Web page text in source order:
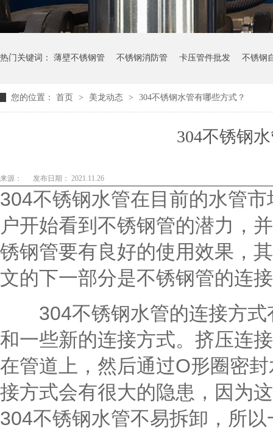
热门关键词： 薄壁不锈钢管 不锈钢消防管 卡压管件批发 不锈钢
您的位置： 首页 > 美龙动态 > 304不锈钢水管有哪些方式？
304不锈钢
来源： 发布日期： 2021.11.26
304不锈钢水管在目前的水管
户开始看到不锈钢管的潜力，
锈钢管要有良好的使用效果，
文的下一部分是不锈钢管的连
304不锈钢水管的连接方式
和一些新的连接方式。挤压连
在管道上，然后通过O形圈密
接方式会有很大的隐患，因为
304不锈钢水管不易拆卸，所